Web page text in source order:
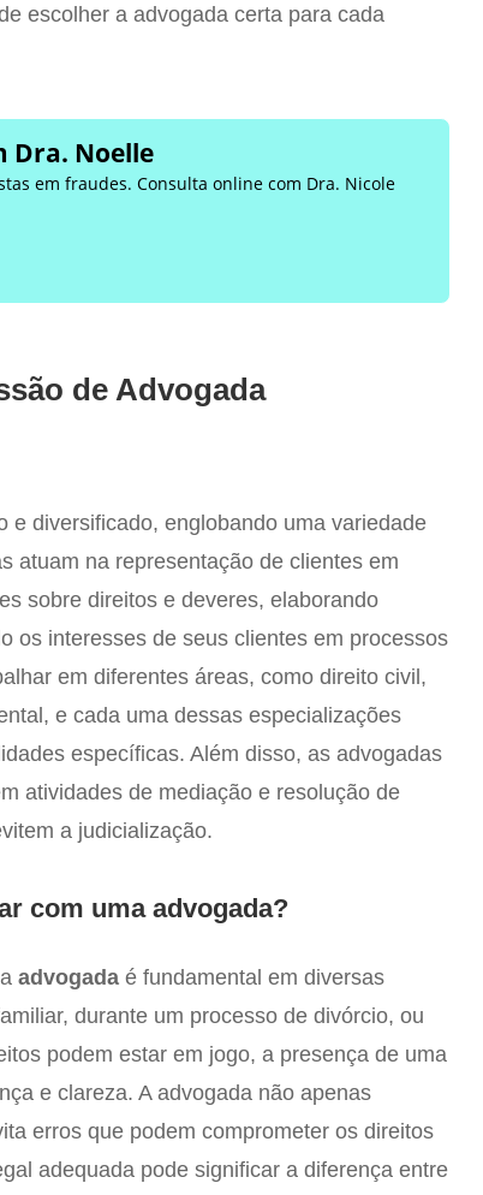
escolher a advogada certa para cada
Dra. Noelle
em fraudes. Consulta online com Dra. Nicole
de Advogada
e diversificado, englobando uma variedade
atuam na representação de clientes em
sobre direitos e deveres, elaborando
os interesses de seus clientes em processos
em diferentes áreas, como direito civil,
e cada uma dessas especializações
específicas. Além disso, as advogadas
atividades de mediação e resolução de
a judicialização.
com uma advogada?
advogada é fundamental em diversas
durante um processo de divórcio, ou
podem estar em jogo, a presença de uma
e clareza. A advogada não apenas
erros que podem comprometer os direitos
adequada pode significar a diferença entre